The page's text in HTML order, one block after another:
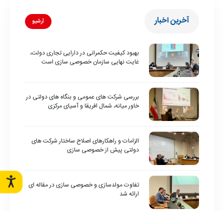
آخرین اخبار آرشیو
بهبود کیفیت حکمرانی در دارایی تجاری دولت،
غایت نهایی سازمان خصوصی سازی است
بررسی شرکت های عمومی و بنگاه های دولتی در
خاور میانه، شمال افریقا و آسیای مرکزی
الزامات و راهکارهای اصلاح ساختار شرکت های
دولتی پیش از خصوصی سازی
تفاوت مولدسازی و خصوصی سازی در مقاله ای
ارائه شد